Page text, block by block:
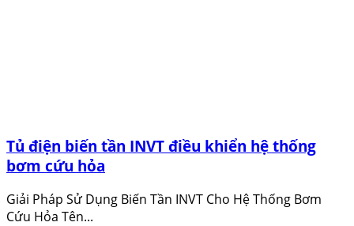
Tủ điện biến tần INVT điều khiển hệ thống
bơm cứu hỏa
Giải Pháp Sử Dụng Biến Tần INVT Cho Hệ Thống Bơm
Cứu Hỏa Tên...